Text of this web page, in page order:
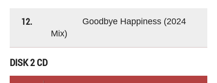
12.
Goodbye Happiness (2024
Mix)
DISK 2 CD